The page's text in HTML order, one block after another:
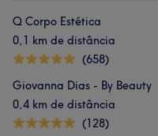
Q Corpo Estética
0,1 km de distância
(658)
Giovanna Dias - By Beauty
0,4 km de distância
(128)